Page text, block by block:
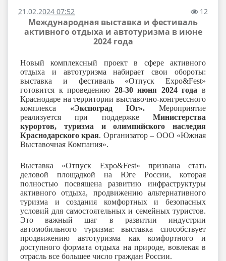
21.02.2024 07:52 12
Международная выставка и фестиваль
активного отдыха и автотуризма в июне
2024 года
Новый комплексный проект в сфере активного
отдыха и автотуризма набирает свои обороты:
выставка и фестиваль «Отпуск
Expo&Fest»
готовится к проведению 28-30 июня 2024 года в
Краснодаре на территории выставочно-конгрессного
комплекса
«Экспоград Юг».
Мероприятие
реализуется при поддержке
Министерства
курортов, туризма и олимпийского наследия
Краснодарского края. Организатор – ООО «Южная
Выставочная Компания».
Выставка «Отпуск Expo&Fest» призвана стать
деловой площадкой на Юге России, которая
полностью посвящена развитию инфраструктуры
активного отдыха, продвижению альтернативного
туризма и создания комфортных и безопасных
условий для самостоятельных и семейных туристов.
Это важный шаг в развитии индустрии
автомобильного туризма: выставка способствует
продвижению автотуризма как комфортного и
доступного формата отдыха на природе, вовлекая в
отрасль все большее число граждан России.